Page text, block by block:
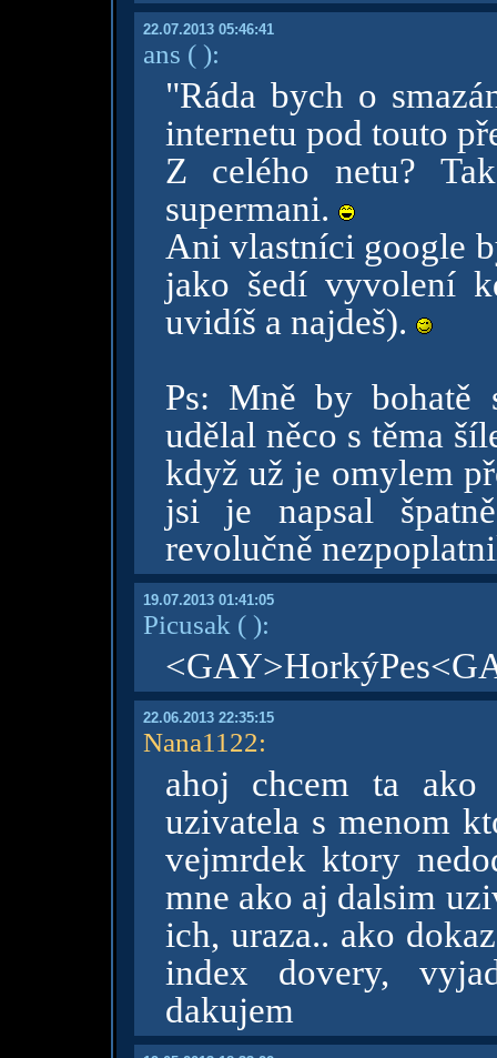
22.07.2013 05:46:41
ans ( ):
"Ráda bych o
internetu pod touto
Z celého netu?
supermani.
Ani vlastníci google
jako šedí vyvolení
uvidíš a najdeš).
Ps: Mně by bohatě
udělal něco s těma
když už je omylem
jsi je napsal
revolučně
19.07.2013 01:41:05
Picusak ( ):
22.06.2013 22:35:15
Nana1122:
ahoj chcem ta ako
uzivatela s menom
vejmrdek ktory
mne ako aj dalsim
ich, uraza.. ako
index dovery,
dakujem